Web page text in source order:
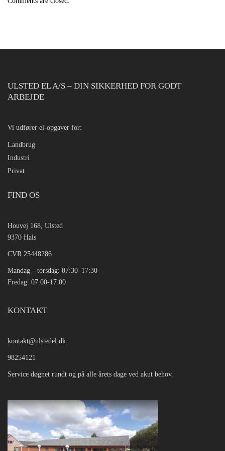
ULSTED EL A/S – DIN SIKKERHED FOR GODT
ARBEJDE
Vi udfører el-opgaver for:
Landbrug
Industri
Privat
FIND OS
Houvej 168, Ulsted
9370 Hals
CVR 25448286
Mandag—torsdag: 07:30–17:30
Fredag: 07:00-17.00
KONTAKT
kontakt@ulstedel.dk
98254121
Service døgnet rundt og på alle årets dage ved akut behov.